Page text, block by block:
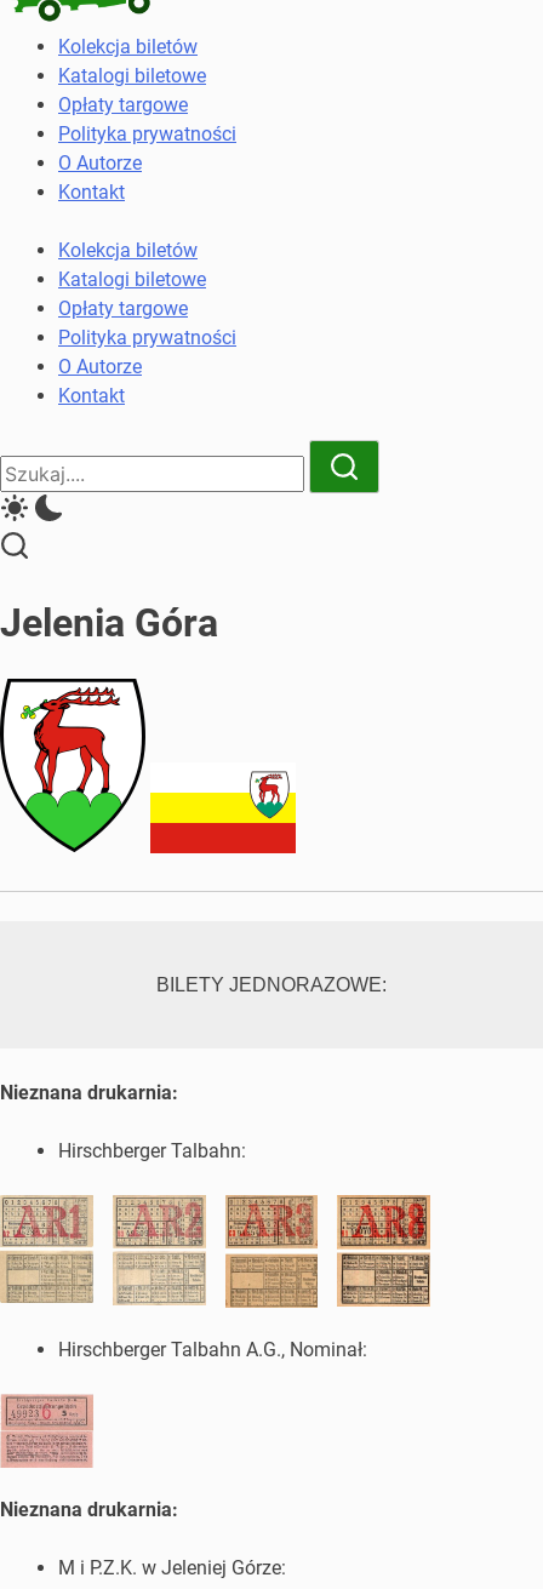
Kolekcja
biletów
komunikacji
miejskiej
kolejowych
Kolekcja biletów
Katalogi biletowe
Opłaty targowe
Polityka prywatności
O Autorze
Kontakt
Kolekcja biletów
Katalogi biletowe
Opłaty targowe
Polityka prywatności
O Autorze
Kontakt
Close
Search
Search
Jelenia Góra
BILETY JEDNORAZOWE:
Nieznana drukarnia:
Hirschberger Talbahn:
Hirschberger Talbahn A.G., Nominał:
Nieznana drukarnia:
M i P.Z.K. w Jeleniej Górze: